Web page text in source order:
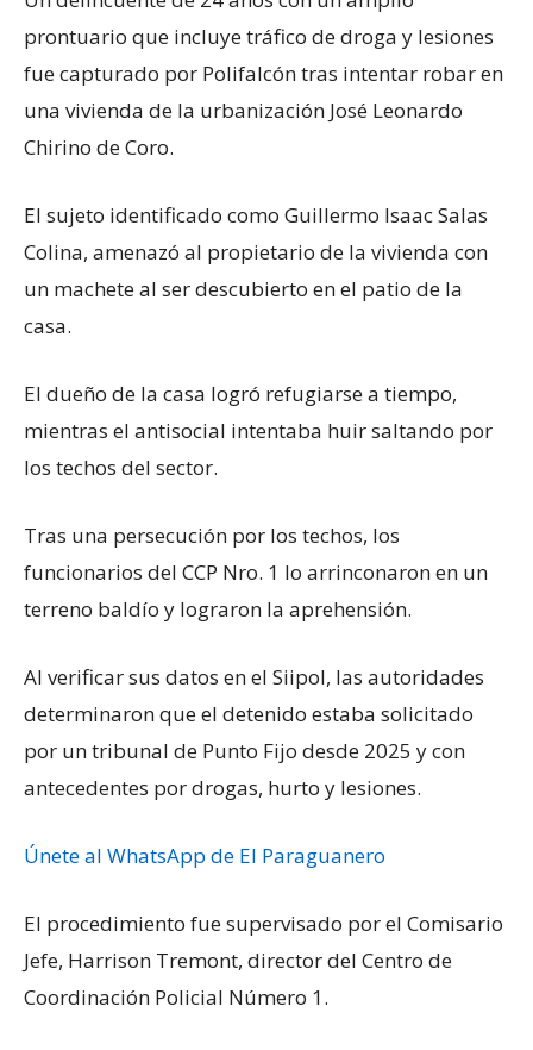
prontuario que incluye tráfico de droga y lesiones
fue capturado por Polifalcón tras intentar robar en
una vivienda de la urbanización José Leonardo
Chirino de Coro.
El sujeto identificado como Guillermo Isaac Salas
Colina, amenazó al propietario de la vivienda con
un machete al ser descubierto en el patio de la
casa.
El dueño de la casa logró refugiarse a tiempo,
mientras el antisocial intentaba huir saltando por
los techos del sector.
Tras una persecución por los techos, los
funcionarios del CCP Nro. 1 lo arrinconaron en un
terreno baldío y lograron la aprehensión.
Al verificar sus datos en el Siipol, las autoridades
determinaron que el detenido estaba solicitado
por un tribunal de Punto Fijo desde 2025 y con
antecedentes por drogas, hurto y lesiones.
Únete al WhatsApp de El Paraguanero
El procedimiento fue supervisado por el Comisario
Jefe, Harrison Tremont, director del Centro de
Coordinación Policial Número 1.